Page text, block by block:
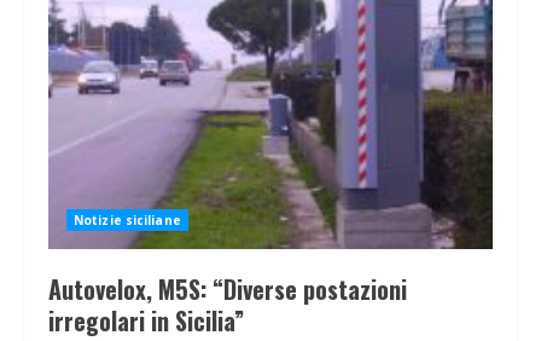
Notizie siciliane
Autovelox, M5S: “Diverse postazioni
irregolari in Sicilia”